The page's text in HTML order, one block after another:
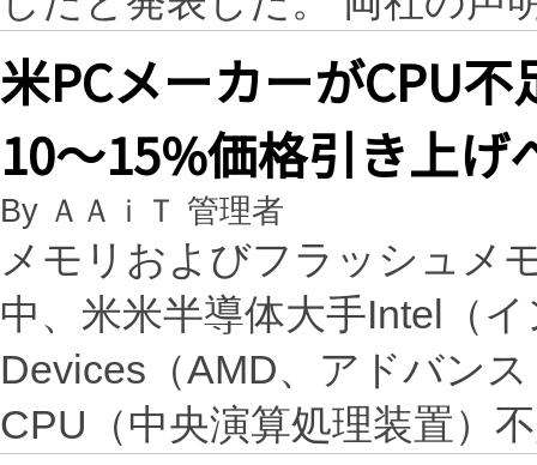
米PCメーカーがCPU
10〜15%価格引き上げ
By ＡＡｉＴ 管理者
メモリおよびフラッシュメ
中、米米半導体大手Intel（
Devices（AMD、アドバン
CPU（中央演算処理装置）